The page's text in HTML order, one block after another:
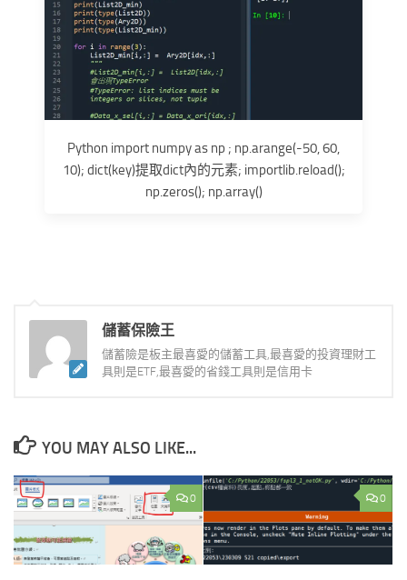
Python import numpy as np ; np.arange(-50, 60,
10); dict(key)提取dict內的元素; importlib.reload();
np.zeros(); np.array()
儲蓄保險王
儲蓄險是板主最喜愛的儲蓄工具,最喜愛的投資理財工
具則是ETF,最喜愛的省錢工具則是信用卡
YOU MAY ALSO LIKE...
0 0